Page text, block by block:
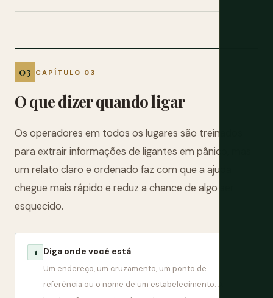
CAPÍTULO 03
O que dizer quando ligar
Os operadores em todos os lugares são treinados
para extrair informações de ligantes em pânico, mas
um relato claro e ordenado faz com que a ajuda
chegue mais rápido e reduz a chance de algo ser
esquecido.
1 Diga onde você está
Um endereço, um cruzamento, um ponto de
referência ou o nome de um estabelecimento. A